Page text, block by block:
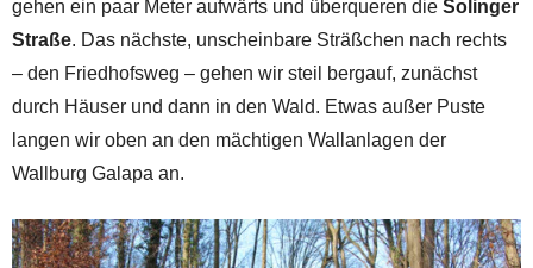
gehen ein paar Meter aufwärts und überqueren die Solinger
Straße. Das nächste, unscheinbare Sträßchen nach rechts
– den Friedhofsweg – gehen wir steil bergauf, zunächst
durch Häuser und dann in den Wald. Etwas außer Puste
langen wir oben an den mächtigen Wallanlagen der
Wallburg Galapa an.